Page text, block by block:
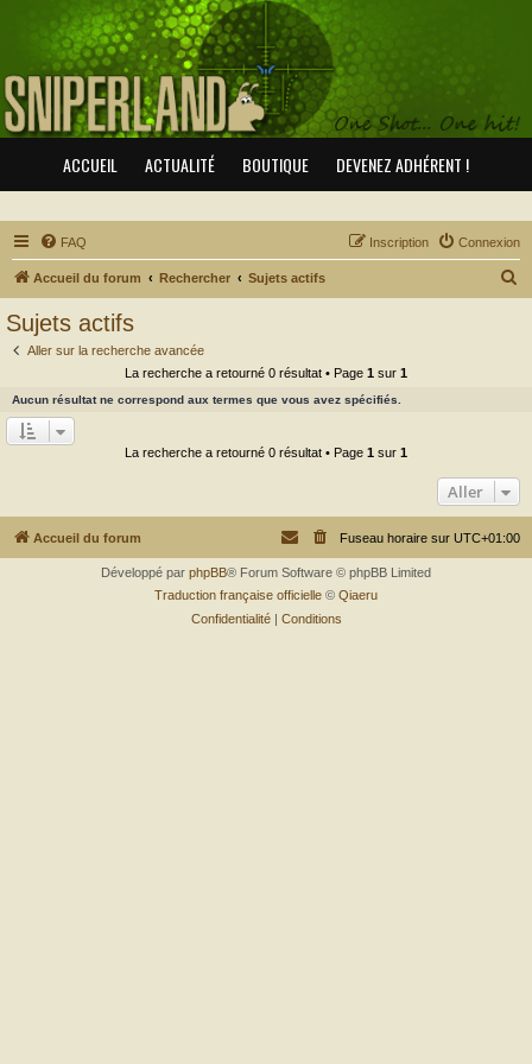
ACCUEIL ACTUALITÉ BOUTIQUE DEVENEZ ADHÉRENT !
FAQ Connexion
Inscription
Accueil du forum Rechercher Sujets actifs
e
r
Sujets actifs
Aller sur la recherche avancée
La recherche a retourné 0 résultat • Page 1 sur 1
Aucun résultat ne correspond aux termes que vous avez spécifiés.
La recherche a retourné 0 résultat • Page 1 sur 1
Aller
Accueil du forum Fuseau horaire sur UTC+01:00
Développé par phpBB® Forum Software © phpBB Limited
Traduction française officielle © Qiaeru
Confidentialité| Conditions